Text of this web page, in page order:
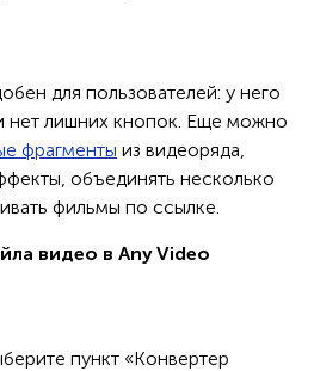
для пользователей: у него
нет лишних кнопок. Еще можно
фрагменты из видеоряда,
объединять несколько
фильмы по ссылке.
видео в Any Video
пункт «Конвертер